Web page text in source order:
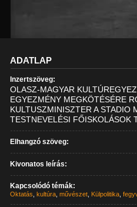
ADATLAP
Inzertszöveg:
OLASZ-MAGYAR
EGYEZMÉNY MEGKÖTÉSÉRE
KULTUSZMINISZTER A STADIO
TESTNEVELÉSI FŐISKOLÁSOK
Elhangzó szöveg:
Kivonatos leírás:
Kapcsolódó témák:
Oktatás ,kultúra ,művészet Külpolitika ,